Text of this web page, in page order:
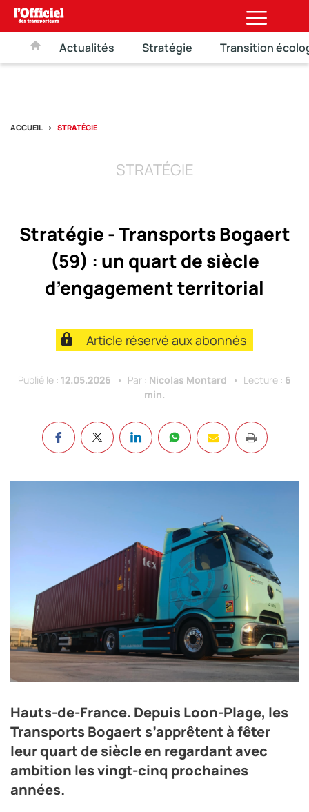
Actualités Stratégie Transition
ACCUEIL STRATÉGIE
STRATÉGIE
Stratégie - Transports Bogaert
(59) : un quart de siècle
d’engagement territorial
Article réservé aux abonnés
Publié le : 12.05.2026 Par : Nicolas Montard Lecture : 6
min.
ne s’interdisent rien, notamment parce que le
territoire dunkerquois connaît nombre
d’investissements économiques qui devraient rejaillir
sur leur activité.
Crédit photo Transports Bogaert
Hauts-de-France. Depuis Loon-Plage, les
Transports Bogaert s’apprêtent à fêter
leur quart de siècle en regardant avec
ambition les vingt-cinq prochaines
années.